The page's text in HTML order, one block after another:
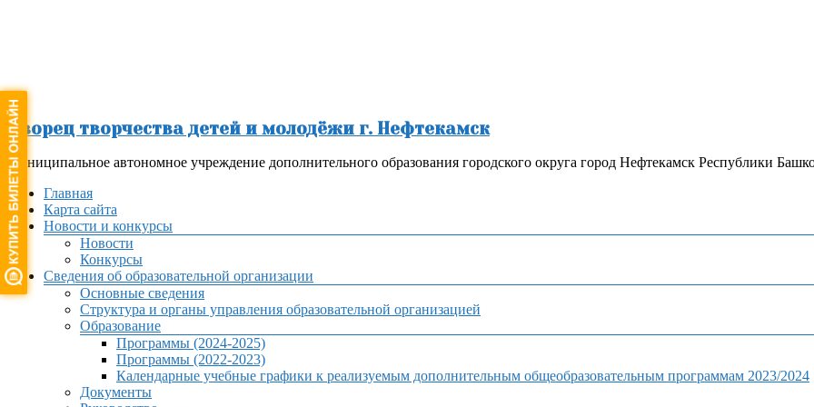
Дворец творчества детей и молодёжи г. Нефтекамск
Муниципальное автономное учреждение дополнительного образования городского округа город Нефтекамск Республики
МенюГлавная
Карта сайта
Новости и конкурсы
Новости
Конкурсы
Сведения об образовательной организации
Основные сведения
Структура и органы управления образовательной организацией
Образование
Программы (2024-2025)
Программы (2022-2023)
Календарные учебные графики к реализуемым дополнительным общеобразовательным программам 2023/2024
Документы